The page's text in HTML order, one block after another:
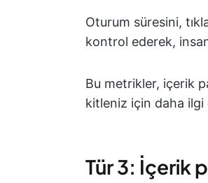
Oturum süresini,
kontrol ederek,
Bu metrikler, içerik
kitleniz için daha
Tür 3: İçerik